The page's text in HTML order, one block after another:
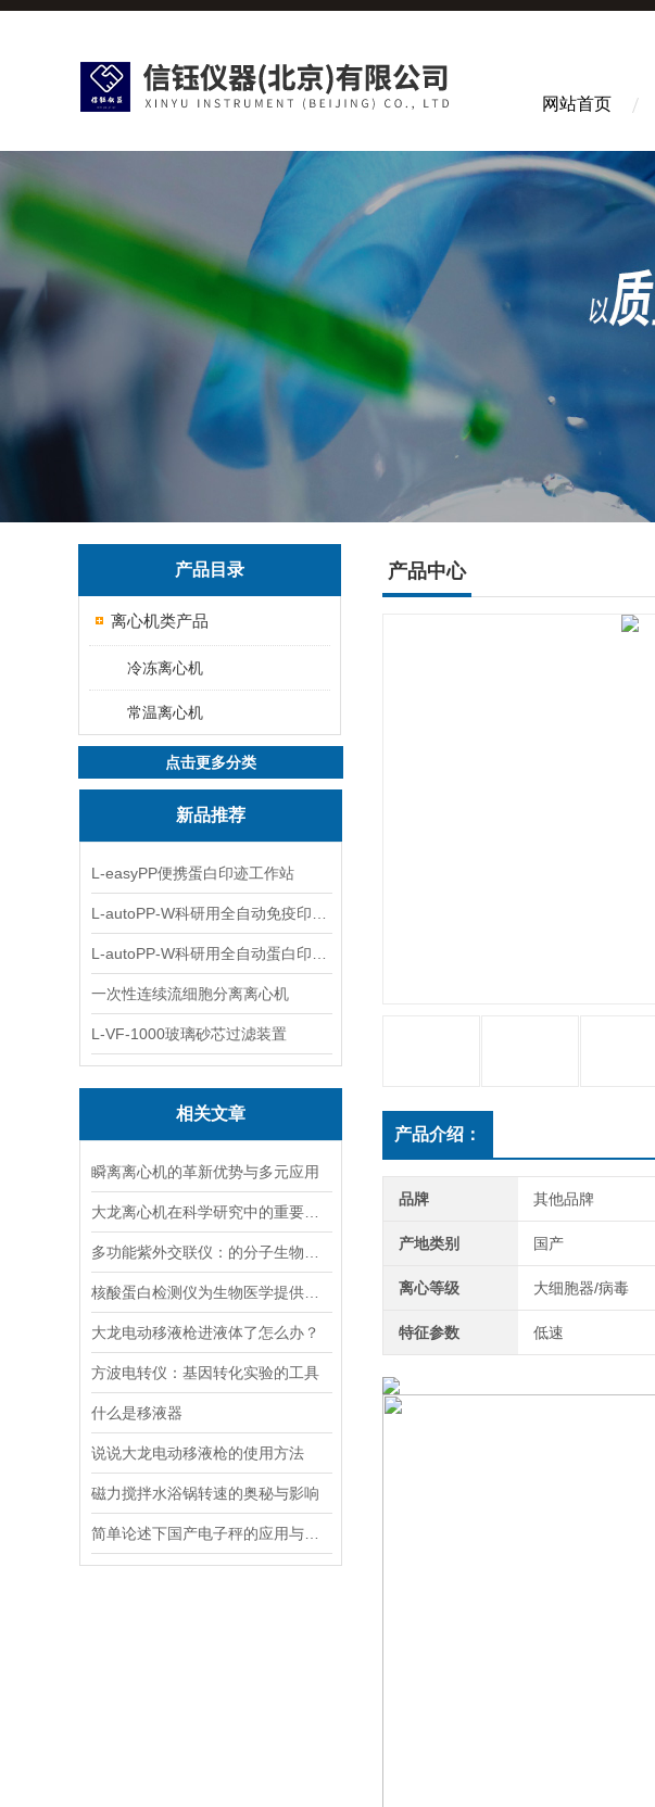
网站首页
产品目录
离心机类产品
冷冻离心机
常温离心机
点击更多分类
新品推荐
L-easyPP便携蛋白印迹工作站
一次性连续流细胞分离离心机
L-VF-1000玻璃砂芯过滤装置
相关文章
瞬离离心机的革新优势与多元应用
大龙电动移液枪进液体了怎么办？
方波电转仪：基因转化实验的工具​
什么是移液器
说说大龙电动移液枪的使用方法
磁力搅拌水浴锅转速的奥秘与影响
产品中心
产品介绍：
品牌 其他品牌
产地类别 国产
离心等级 大细胞器/病毒
特征参数 低速